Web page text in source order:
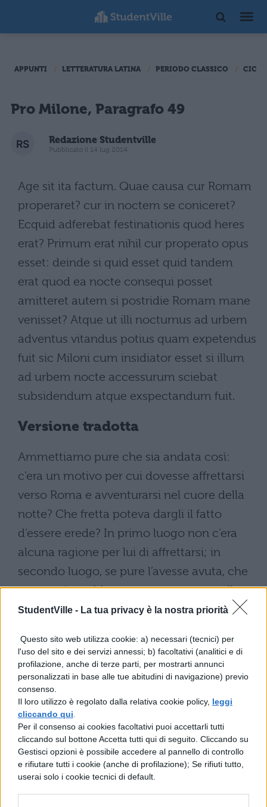
StudentVille - La tua privacy è la nostra priorità
Questo sito web utilizza cookie: a) necessari (tecnici) per
l'uso del sito e dei servizi annessi; b) facoltativi (analitici e di
profilazione, anche di terze parti, per mostrarti annunci
personalizzati in base alle tue abitudini di navigazione) previo
consenso.
Il loro utilizzo è regolato dalla relativa cookie policy, leggi
cliccando qui
Per il consenso ai cookies facoltativi puoi accettarli tutti
cliccando sul bottone Accetta tutti qui di seguito. Cliccando su
Gestisci opzioni è possibile accedere al pannello di controllo
e rifiutare tutti i cookie (anche di profilazione); Se rifiuti tutto,
userai solo i cookie tecnici di default.
APPUNTI LETTERATURA LATINA PERIODO CLASSICO
Pro Milone, Paragrafo 49
Redazione Studentville
Pubblicato il 14 lug 2014
Age sit ita factum. Quae causa cur Romam
properaret? cur in noctem se coniceret?
Ecquid adferebat festinationis quod heres
erat? Primum erat nihil cur properato opus
esset: deinde si quid esset quid tandem
erat quod ea nocte consequi posset
amitteret autem si postridie Romam mane
venisset? Atque ut illi nocturnus ad urbem
adventus vitandus potius quam expetendus
fuit sic Miloni cum insidiator esset si illum
ad urbem nocte accessurum sciebat
subsidendum atque exspectandum fuit.
Versione tradotta
Ammettiamo pure che sia andata così:
c’era un motivo per cui dovesse affrettarsi
verso Roma e avventurarsi nel cuore della
notte? Che fretta poteva dargli il fatto
d’essere erede? In primo luogo non c’era
alcuna ragione per lui di affrettarsi; in
secondo luogo, se pure l’avesse avuta, che
cosa mai avrebbe potuto ottenere quella
notte e, al contrario, perdere se fosse giunto
Clodio avrebbe dovuto evitare, in luogo di
desiderare, un ritorno a Roma nel cuore
della notte, così Milone, in quanto
attentatore, se sapeva che Clodio sarebbe
giunto di notte nei pressi di Roma, avrebbe
dovuto appostarsi e attendere. L’avrebbe
ucciso di notte e tutti gli avrebbero
creduto, se avesse negato.